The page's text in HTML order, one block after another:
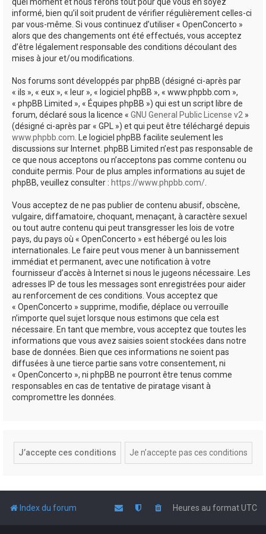
quel moment et nous ferons tout pour que vous en soyez
informé, bien qu’il soit prudent de vérifier régulièrement celles-ci
par vous-même. Si vous continuez d’utiliser « OpenConcerto »
alors que des changements ont été effectués, vous acceptez
d’être légalement responsable des conditions découlant des
mises à jour et/ou modifications.
Nos forums sont développés par phpBB (désigné ci-après par
« ils », « eux », « leur », « logiciel phpBB », « www.phpbb.com »,
« phpBB Limited », « Équipes phpBB ») qui est un script libre de
forum, déclaré sous la licence « GNU General Public License v2 »
(désigné ci-après par « GPL ») et qui peut être téléchargé depuis
www.phpbb.com. Le logiciel phpBB facilite seulement les
discussions sur Internet. phpBB Limited n’est pas responsable de
ce que nous acceptons ou n’acceptons pas comme contenu ou
conduite permis. Pour de plus amples informations au sujet de
phpBB, veuillez consulter : https://www.phpbb.com/.
Vous acceptez de ne pas publier de contenu abusif, obscène,
vulgaire, diffamatoire, choquant, menaçant, à caractère sexuel
ou tout autre contenu qui peut transgresser les lois de votre
pays, du pays où « OpenConcerto » est hébergé ou les lois
internationales. Le faire peut vous mener à un bannissement
immédiat et permanent, avec une notification à votre
fournisseur d’accès à Internet si nous le jugeons nécessaire. Les
adresses IP de tous les messages sont enregistrées pour aider
au renforcement de ces conditions. Vous acceptez que
« OpenConcerto » supprime, modifie, déplace ou verrouille
n’importe quel sujet lorsque nous estimons que cela est
nécessaire. En tant que membre, vous acceptez que toutes les
informations que vous avez saisies soient stockées dans notre
base de données. Bien que ces informations ne soient pas
diffusées à une tierce partie sans votre consentement, ni
« OpenConcerto », ni phpBB ne pourront être tenus comme
responsables en cas de tentative de piratage visant à
compromettre les données.
Index du forum Heures au formatUTC